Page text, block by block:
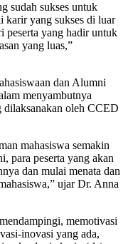
sudah sukses untuk
karir yang sukses di luar
peserta yang hadir untuk
yang luas,”
dan Alumni
menyambutnya
dilaksanakan oleh CCED
mahasiswa semakin
para peserta yang akan
dan mulai menata dan
ujar Dr. Anna
memotivasi
inovasi yang ada,